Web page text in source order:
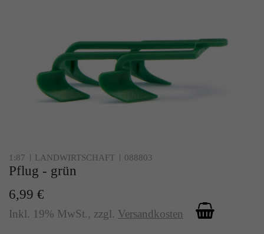
1:87 LANDWIRTSCHAFT 088803
Pflug - grün
6,99 €
Inkl. 19% MwSt., zzgl. Versandkosten